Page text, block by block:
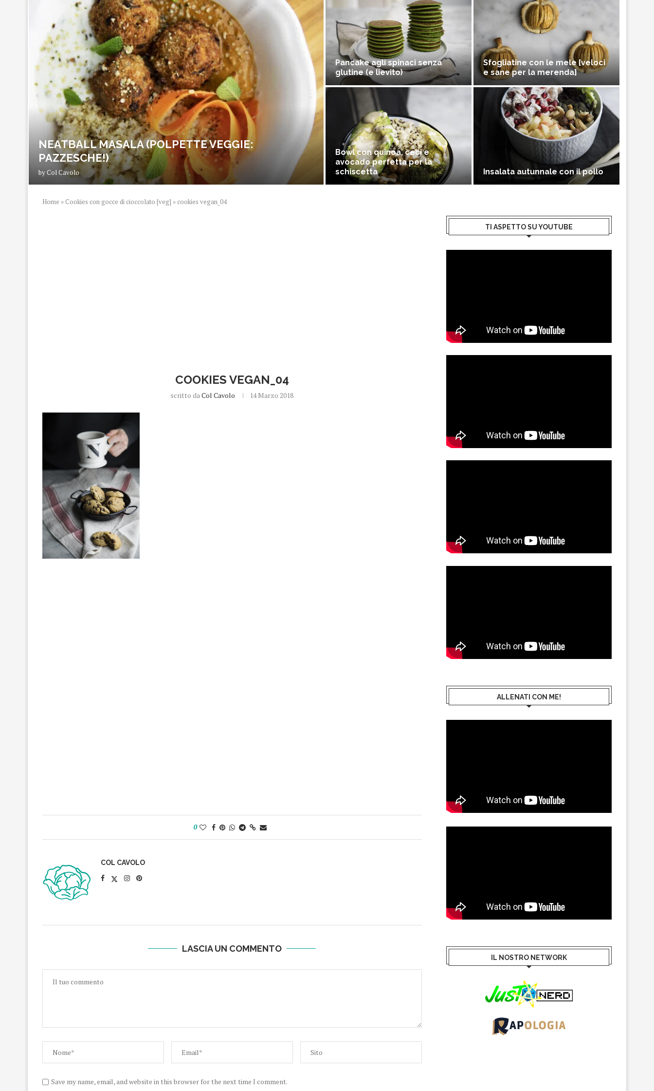
NEATBALL MASALA (POLPETTE VEGGIE:
PAZZESCHE!)
byCol Cavolo
Pancake agli spinaci senza
glutine (e lievito)
Bowl con quinoa, ceci e
avocado perfetta per la
schiscetta
Sfogliatine con le mele [veloci
e sane per la merenda]
Insalata autunnale con il pollo
Home » Cookies con gocce di cioccolato [veg] » cookies vegan_04
COOKIES VEGAN_04
scritto daCol Cavolo 14 Marzo 2018
0
COL CAVOLO
LASCIA UN COMMENTO
Save my name, email, and website in this browser for the next time I comment.
TI ASPETTO SU YOUTUBE
ALLENATI CON ME!
IL NOSTRO NETWORK